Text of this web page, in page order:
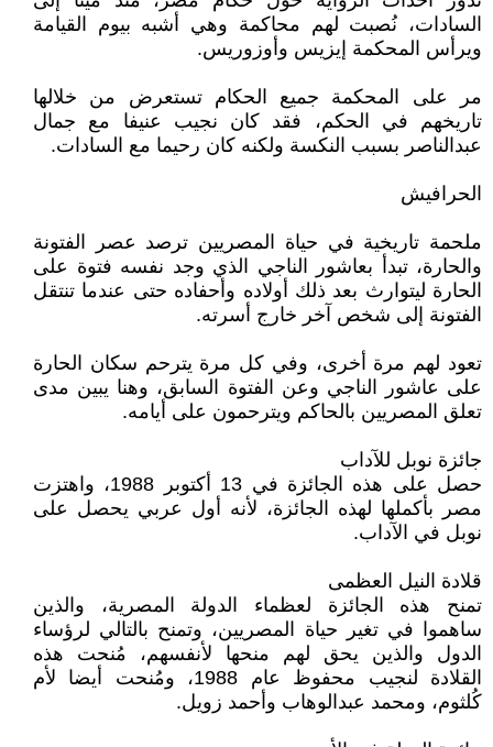
السادات، نُصبت لهم محاكمة وهي أشبه بيوم القيامة
ويرأس المحكمة إيزيس وأوزوريس.
مر على المحكمة جميع الحكام تستعرض من خلالها
تاريخهم في الحكم، فقد كان نجيب عنيفا مع جمال
عبدالناصر بسبب النكسة ولكنه كان رحيما مع السادات.
الحرافيش
ملحمة تاريخية في حياة المصريين ترصد عصر الفتونة
والحارة، تبدأ بعاشور الناجي الذي وجد نفسه فتوة على
الحارة ليتوارث بعد ذلك أولاده وأحفاده حتى عندما تنتقل
الفتونة إلى شخص آخر خارج أسرته.
تعود لهم مرة أخرى، وفي كل مرة يترحم سكان الحارة
على عاشور الناجي وعن الفتوة السابق، وهنا يبين مدى
تعلق المصريين بالحاكم ويترحمون على أيامه.
جائزة نوبل للآداب
حصل على هذه الجائزة في 13 أكتوبر 1988، واهتزت
مصر بأكملها لهذه الجائزة، لأنه أول عربي يحصل على
نوبل في الآداب.
قلادة النيل العظمى
تمنح هذه الجائزة لعظماء الدولة المصرية، والذين
ساهموا في تغير حياة المصريين، وتمنح بالتالي لرؤساء
الدول والذين يحق لهم منحها لأنفسهم، مُنحت هذه
القلادة لنجيب محفوظ عام 1988، ومُنحت أيضا لأم
كُلثوم، ومحمد عبدالوهاب وأحمد زويل.